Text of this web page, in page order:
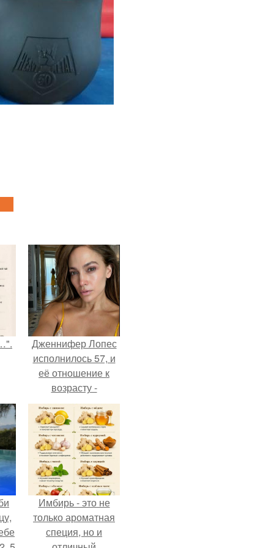
Дженнифер Лопес
исполнилось 57, и
её отношение к
возрасту -
настоящий
манифест
уверенности: "не
говорите, что я
отлично выгляжу
для 57.
Имбирь - это не
только ароматная
специя, но и